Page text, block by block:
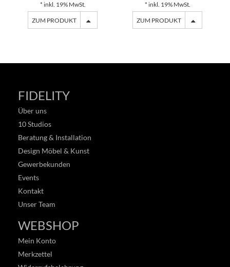
* inkl. 19% MwSt.
ZUM PRODUKT
* inkl. 19% MwSt.
ZUM PRODUKT
FIDELITY
Über uns
10 Studios
Beratung & Installation
Design Möbel & Kunst
Gewerbekunden
Events
Kontakt
Unser Team
WEBSHOP
Mein Konto
Merkzettel